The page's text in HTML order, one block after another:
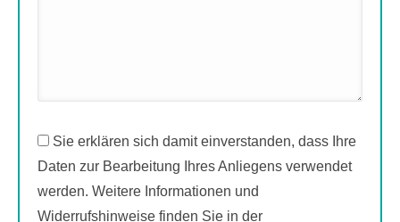
Sie erklären sich damit einverstanden, dass Ihre
Daten zur Bearbeitung Ihres Anliegens verwendet
werden. Weitere Informationen und
Widerrufshinweise finden Sie in der